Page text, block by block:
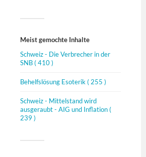
Meist gemochte Inhalte
Schweiz - Die Verbrecher in der
SNB( 410 )
Behelfslösung Esoterik( 255 )
Schweiz - Mittelstand wird
ausgeraubt - AIG und Inflation(
239 )